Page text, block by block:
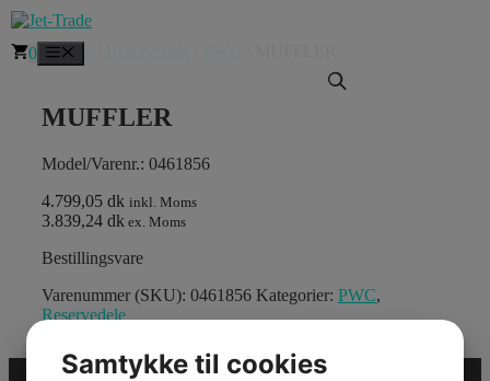
Hop
indhold
0 Forside
MUFFLER
Model/Varenr.: 0461856
4.799,05 dk inkl. Moms
3.839,24 dk ex. Moms
Bestillingsvare
Varenummer (SKU): 0461856 Kategorier: PWC,
Reservedele
Samtykke til cookies